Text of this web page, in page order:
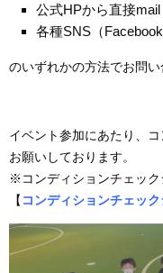
公式HPから直接mail
各種SNS（Facebook
のいずれかの方法でお問い
イベント参加にあたり、
お願いしております。
※コンディションチェック
【 コンディションチェック